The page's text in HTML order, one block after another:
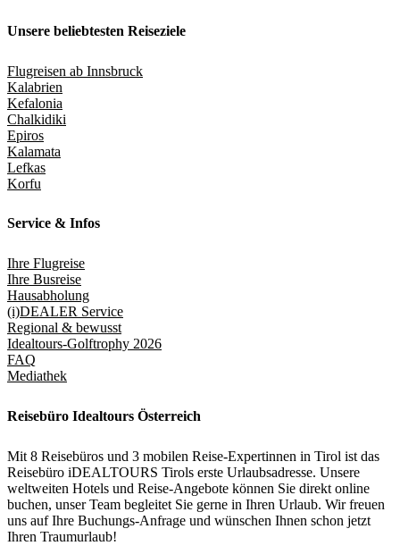
Unsere beliebtesten Reiseziele
Flugreisen ab Innsbruck
Kalabrien
Kefalonia
Chalkidiki
Epiros
Kalamata
Lefkas
Korfu
Service & Infos
Ihre Flugreise
Ihre Busreise
Hausabholung
(i)DEALER Service
Regional & bewusst
Idealtours-Golftrophy 2026
FAQ
Mediathek
Reisebüro Idealtours Österreich
Mit 8 Reisebüros und 3 mobilen Reise-Expertinnen in Tirol ist das
Reisebüro iDEALTOURS Tirols erste Urlaubsadresse. Unsere
weltweiten Hotels und Reise-Angebote können Sie direkt online
buchen, unser Team begleitet Sie gerne in Ihren Urlaub. Wir freuen
uns auf Ihre Buchungs-Anfrage und wünschen Ihnen schon jetzt
Ihren Traumurlaub!